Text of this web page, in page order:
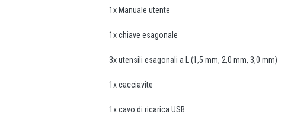
1x Manuale utente
1x chiave esagonale
3x utensili esagonali a L (1,5 mm, 2,0 mm, 3,0 mm)
1x cacciavite
1x cavo di ricarica USB